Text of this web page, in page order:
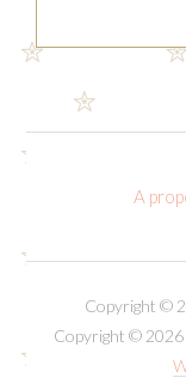
A
Copyright ©
Copyright © 2026